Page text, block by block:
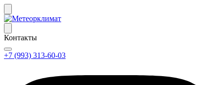
Контакты
+7 (993) 313-60-03